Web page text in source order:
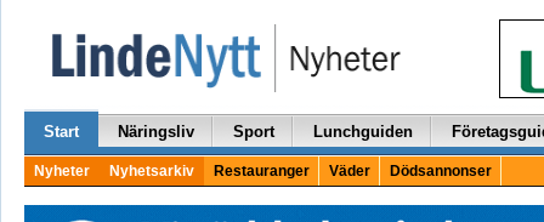
Start Näringsliv Sport Lunchguiden
Nyheter Nyhetsarkiv Restauranger Väder Dödsannonser